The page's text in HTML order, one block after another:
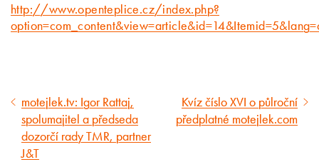
http://www.openteplice.cz/index.php?
Předcházející
článek
motejlek.tv: Igor Rattaj,
spolumajitel a předseda
dozorčí rady TMR, partner
J&T
Následující
článek
Kvíz číslo XVI o půlroční
předplatné motejlek.com